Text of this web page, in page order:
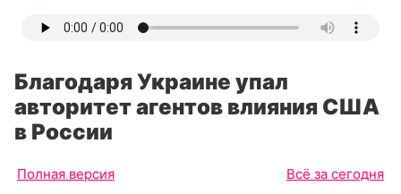
Благодаря Украине упал
авторитет агентов влияния США
в России
Полная версия Всё за сегодня